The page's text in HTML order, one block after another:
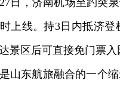
，济南机场至趵突泉
上线。持3日内抵济
景区后可直接免门票
航旅融合的一个缩